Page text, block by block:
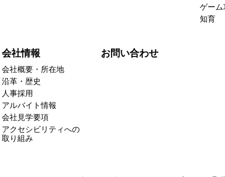
ゲーム
知育
会社情報
会社概要・所在地
沿革・歴史
人事採用
アルバイト情報
会社見学要項
アクセシビリティへの
取り組み
お問い合わせ